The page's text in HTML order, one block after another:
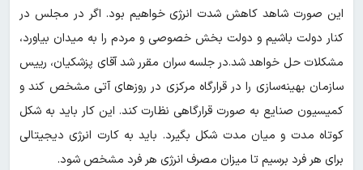
این صورت شاهد کاهش شدت انرژی خواهیم بود. اگر در مجلس در
کنار دولت باشیم و دولت بخش خصوصی و مردم را به میدان بیاورد،
مشکلات حل خواهد شد.در جلسه سران مقرر شد آقای پزشکیان، رییس
سازمان بهینه‌سازی را در قرارگاه مرکزی در روزهای آتی مشخص کند و
کمیسیون صنایع به صورت قرارگاهی نظارت کند. این کار باید به شکل
کوتاه مدت و میان مدت شکل بگیرد. باید به کارت انرژی دیجیتالی
برای هر فرد برسیم تا میزان مصرف انرژی هر فرد مشخص شود.